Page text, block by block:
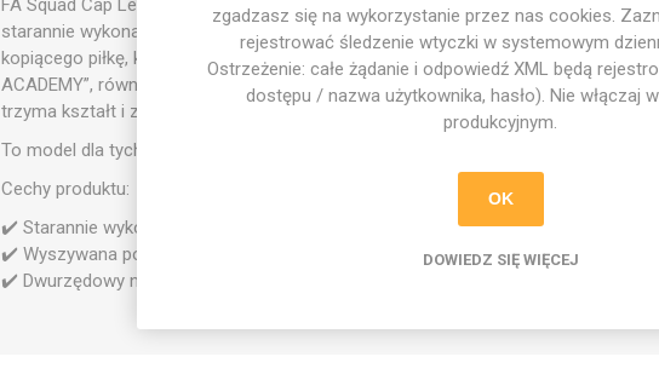
FA Squad Cap Legend wyróżnia się większym, komfortowym krojem i
starannie wykonany emblemat Football Academy, a na boku znajduje się
kopiącego piłkę, która dodaje sportowego charakteru. Z tyłu czapki znajduje się
ACADEMY”, również wykonany metodą precyzyjnego haftu, podkreślający jej
trzyma kształt i zapewnia wygodę na co dzień.
To model dla tych, którzy chcą prezentować się profesjonalnie i z klasą – na
Cechy produktu:
✔️ Starannie wykonany znak Football Academy na froncie.
✔️ Wyszywana postać kopiąca piłkę po jednej stronie.
✔️ Dwurzędowy napis „Football Academy” z tyłu, nadający charakteru.
zgadzasz się na wykorzystanie przez nas cookies.
rejestrować śledzenie wtyczki w systemowym
Ostrzeżenie: całe żądanie i odpowiedź XML będą
dostępu / nazwa użytkownika, hasło). Nie włączaj
produkcyjnym.
OK
DOWIEDZ SIĘ WIĘCEJ